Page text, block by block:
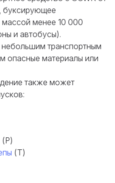
буксирующее
массой менее 10 000
и автобусы).
транспортным
опасные материалы или
также может
(P)
(T)